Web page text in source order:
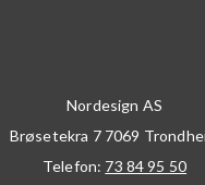
Nordesign AS
Brøsetekra 7 7069
Telefon: 73 84 95 50